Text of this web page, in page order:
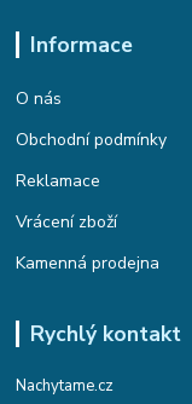
Informace
O nás
Obchodní podmínky
Reklamace
Vrácení zboží
Kamenná prodejna
Rychlý kontakt
Nachytame.cz